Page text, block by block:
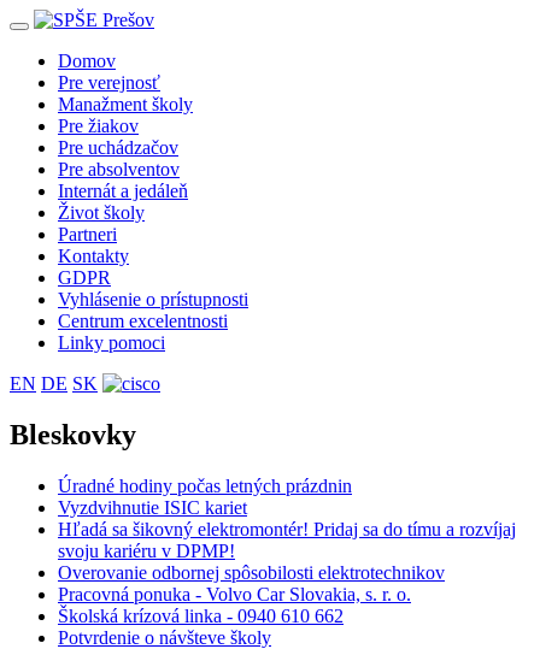
Toggle
navigationDomov
Pre verejnosť
Manažment školy
Pre žiakov
Pre uchádzačov
Pre absolventov
Internát a jedáleň
Život školy
Partneri
Kontakty
GDPR
Vyhlásenie o prístupnosti
Centrum excelentnosti
Linky pomoci
EN DE SK
Bleskovky
Úradné hodiny počas letných prázdnin
Vyzdvihnutie ISIC kariet
Hľadá sa šikovný elektromontér! Pridaj sa do tímu a rozvíjaj
svoju kariéru v DPMP!
Overovanie odbornej spôsobilosti elektrotechnikov
Pracovná ponuka - Volvo Car Slovakia, s. r. o.
Školská krízová linka - 0940 610 662
Potvrdenie o návšteve školy